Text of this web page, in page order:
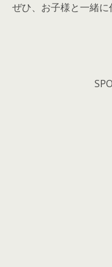
ぜひ、お子様と一緒に